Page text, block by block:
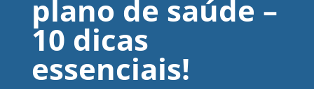
plano de saúde –
10 dicas
essenciais!